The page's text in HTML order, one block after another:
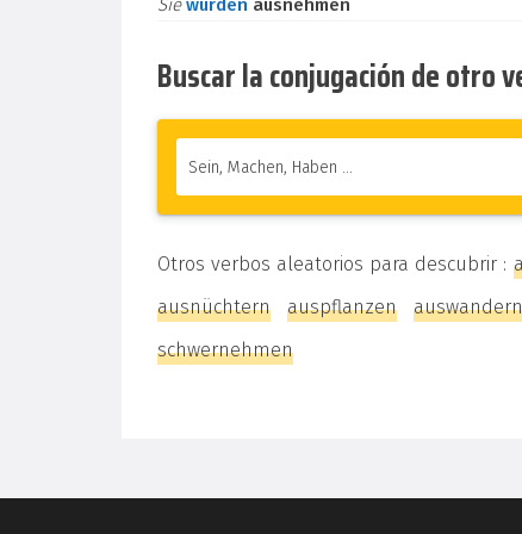
Siewürden ausnehmen
Buscar la conjugación de otro
Otros verbos aleatorios para descubrir :
ausnüchtern
auspflanzen auswandern
schwernehmen